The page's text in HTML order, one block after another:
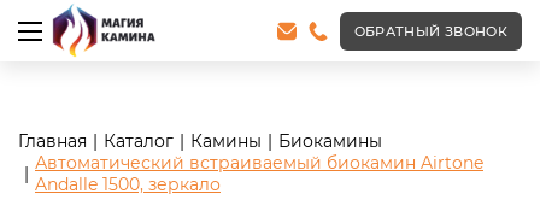
<meta name="robots" content="noindex, follow"/>
ОБРАТНЫЙ ЗВОНОК
Главная Каталог Камины
Биокамины
Автоматический встраиваемый биокамин Airtone
Andalle 1500, зеркало